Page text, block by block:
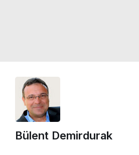
Bülent Demirdurak